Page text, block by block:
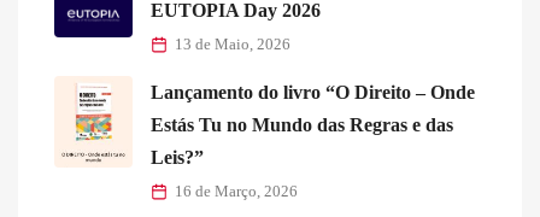
EUTOPIA Day 2026
13 de Maio, 2026
Lançamento do livro “O Direito – Onde
Estás Tu no Mundo das Regras e das
Leis?”
16 de Março, 2026